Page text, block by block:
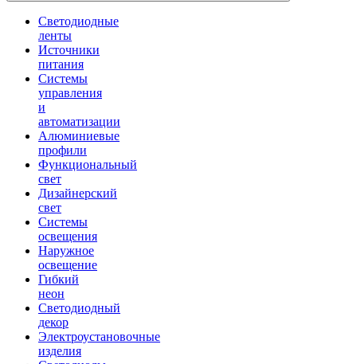
Светодиодные
ленты
Источники
питания
Системы
управления
и
автоматизации
Алюминиевые
профили
Функциональный
свет
Дизайнерский
свет
Системы
освещения
Наружное
освещение
Гибкий
неон
Светодиодный
декор
Электроустановочные
изделия